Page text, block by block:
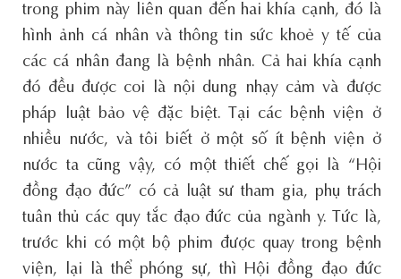
trong phim này liên quan đến hai khía cạnh, đó là
hình ảnh cá nhân và thông tin sức khoẻ y tế của
các cá nhân đang là bệnh nhân. Cả hai khía cạnh
đó đều được coi là nội dung nhạy cảm và được
pháp luật bảo vệ đặc biệt. Tại các bệnh viện ở
nhiều nước, và tôi biết ở một số ít bệnh viện ở
nước ta cũng vậy, có một thiết chế gọi là “Hội
đồng đạo đức” có cả luật sư tham gia, phụ trách
tuân thủ các quy tắc đạo đức của ngành y. Tức là,
trước khi có một bộ phim được quay trong bệnh
viện, lại là thể phóng sự, thì Hội đồng đạo đức